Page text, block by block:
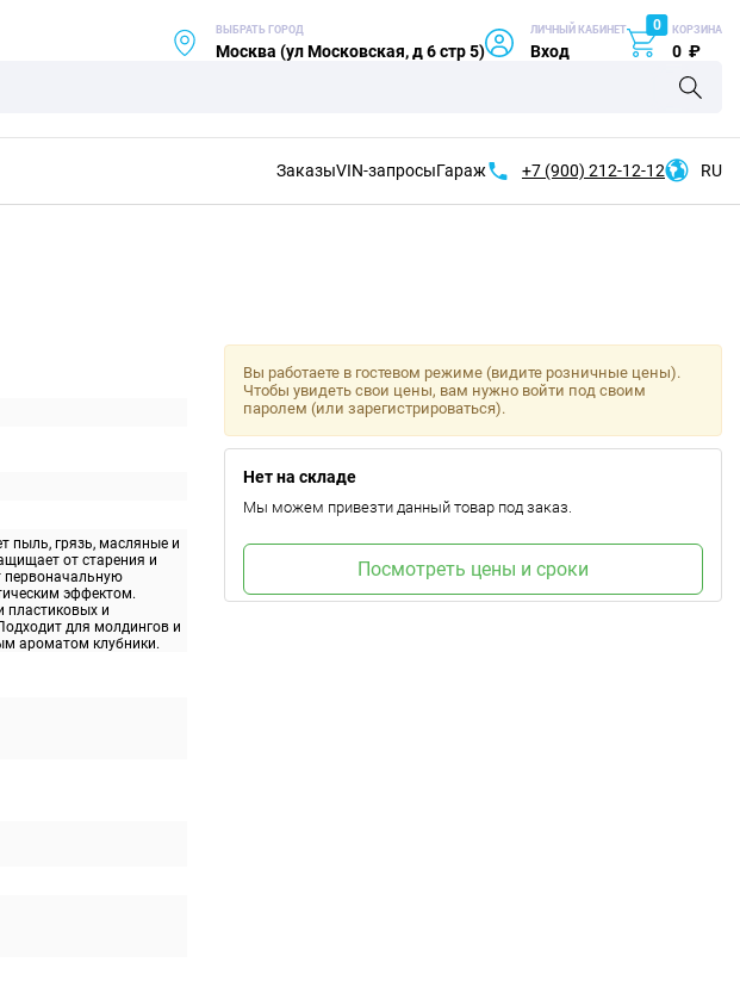
ВЫБРАТЬ ГОРОД
Москва (ул Московская, д 6 стр 5)
ЛИЧНЫЙ КАБИНЕТ
Вход
0 КОРЗИНА
0 ₽
ЗаказыVIN-запросыГараж +7 (900) 212-12-12 RU
пыль, грязь, масляные и
от старения и
первоначальную
эффектом.
пластиковых и
для молдингов и
ароматом клубники.
Вы работаете в гостевом режиме (видите розничные цены).
Чтобы увидеть свои цены, вам нужно войти под своим
паролем (или зарегистрироваться).
Нет на складе
Мы можем привезти данный товар под заказ.
Посмотреть цены и сроки